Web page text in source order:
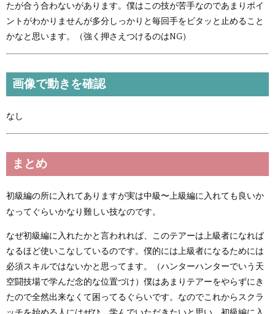
たが合う合わないがあります。僕はこの技が苦手なのであまりポイ
ントがわかりませんが多分しっかりと毎回手をビタッと止めること
かなと思います。（強く押さえつけるのはNG）
画像で動きを確認
なし
まとめ
初級編の所に入れてありますが実は中級〜上級編に入れても良いか
なってぐらいかなり難しい技なのです。
なぜ初級編に入れたかと言われれば、このテアーは上級者になれば
なるほど使いこなしているのです。僕的には上級者になるためには
必須スキルではないかと思ってます。（ハンターハンターでいう天
空闘技場で学んだ念的な位置づけ）僕はあまりテアーをやらずにき
たので全然出来なくて困ってるぐらいです。なのでこれからスクラ